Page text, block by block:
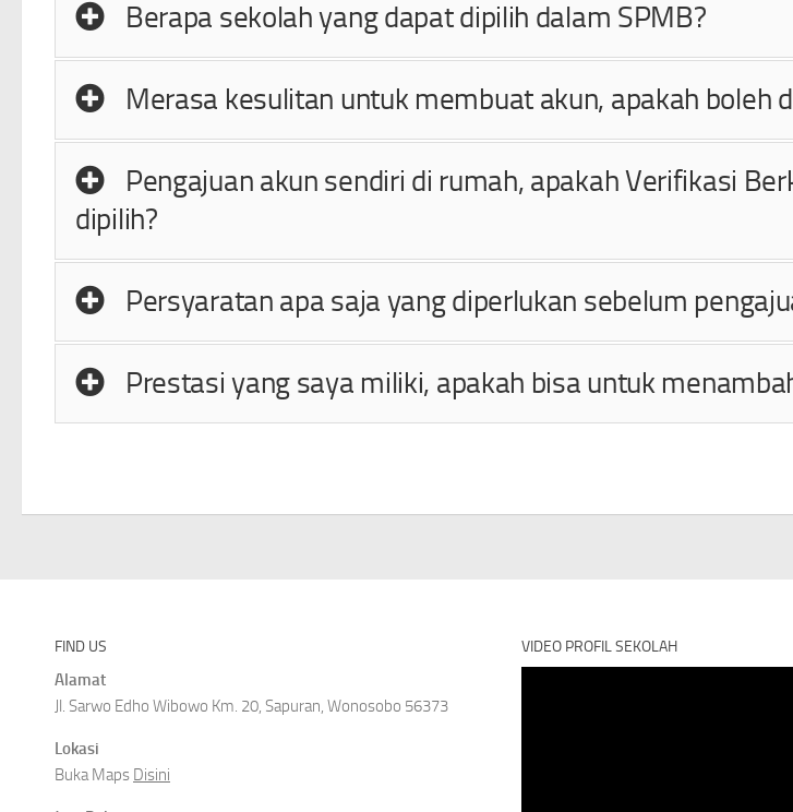
Berapa sekolah yang dapat dipilih dalam SPMB?
Merasa kesulitan untuk membuat akun, apakah boleh
Pengajuan akun sendiri di rumah, apakah Verifikasi
dipilih?
Persyaratan apa saja yang diperlukan sebelum
Prestasi yang saya miliki, apakah bisa untuk
FIND US
Alamat
Jl. Sarwo Edho Wibowo Km. 20, Sapuran, Wonosobo 56373
Lokasi
Buka Maps Disini
VIDEO PROFIL SEKOLAH